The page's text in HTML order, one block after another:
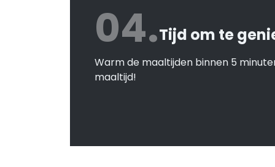
04.Tijd om te
Warm de maaltijden binnen 5
maaltijd!